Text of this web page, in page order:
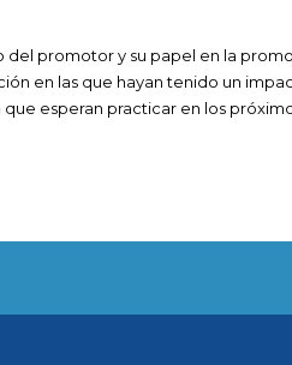
promotor y su papel en la
en las que hayan tenido un
esperan practicar en los